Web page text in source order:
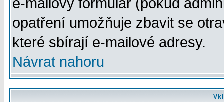
e-mailový formulář (pokud
opatření umožňuje zbavit se
které sbírají e-mailové adresy.
Návrat nahoru